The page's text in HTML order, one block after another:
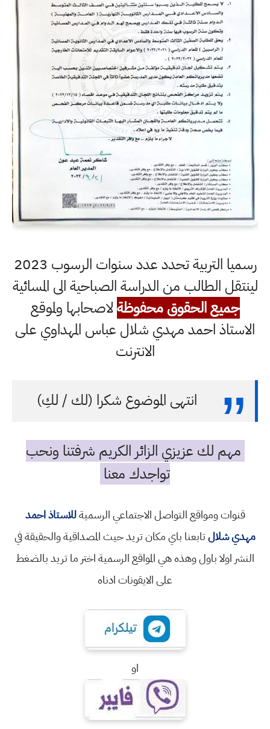
رسميا التربية تحدد عدد سنوات الرسوب 2023
لينتقل الطالب من الدراسة الصباحية الى المسائية
جميع الحقوق محفوظةلاصحابها ولموقع
الاستاذ احمد مهدي شلال عباس المهداوي على
الانترنت
انتهى الموضوع شكرا (لك / لكِ)
مهم لك عزيزي الزائر الكريم شرفتنا ونحب
تواجدك معنا
قنوات ومواقع التواصل الاجتماعي الرسميةللاستاذ احمد
مهدي شلالتابعنا باي مكان تريد حيث المصداقية والحقيقة في
النشر اولا باول وهذه هي المواقع الرسمية اختر ما تريد بالضغط
على الايقونات ادناه
او